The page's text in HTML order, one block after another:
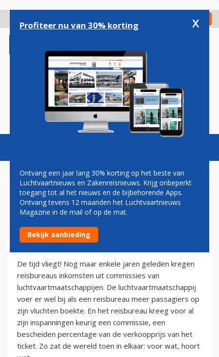
gaan
Check in
Magazine Podcasts Vacatures
JOHN JANSEN: PENNY WISE,
POUND FOOLISH?
19 juli 2009
De tijd vliegt! Nog maar enkele jaren geleden kregen
reisbureaus inkomsten uit commissies van
luchtvaartmaatschappijen. De luchtvaartmaatschappij
voer er wel bij als een reisbureau meer passagiers op
zijn vluchten boekte. En het reisbureau kreeg voor al
zijn inspanningen keurig een commissie, een
bescheiden percentage van de verkoopprijs van het
ticket. Zo zat de wereld toen in elkaar: voor wat, hoort
Profiteer nu van 30% korting x
Ontvang een jaar lang 30% korting op het beste van
Luchtvaartnieuws en Zakenreisnieuws. Krijg onbeperkt
toegang tot al het nieuws en de bijbehorende Apps.
Ontvang tevens 12 maanden het Luchtvaartnieuws
Magazine in de mail of op de mat.
Bekijk aanbieding